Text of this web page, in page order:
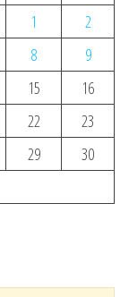
1
2
8
9
15
16
22
23
29
30